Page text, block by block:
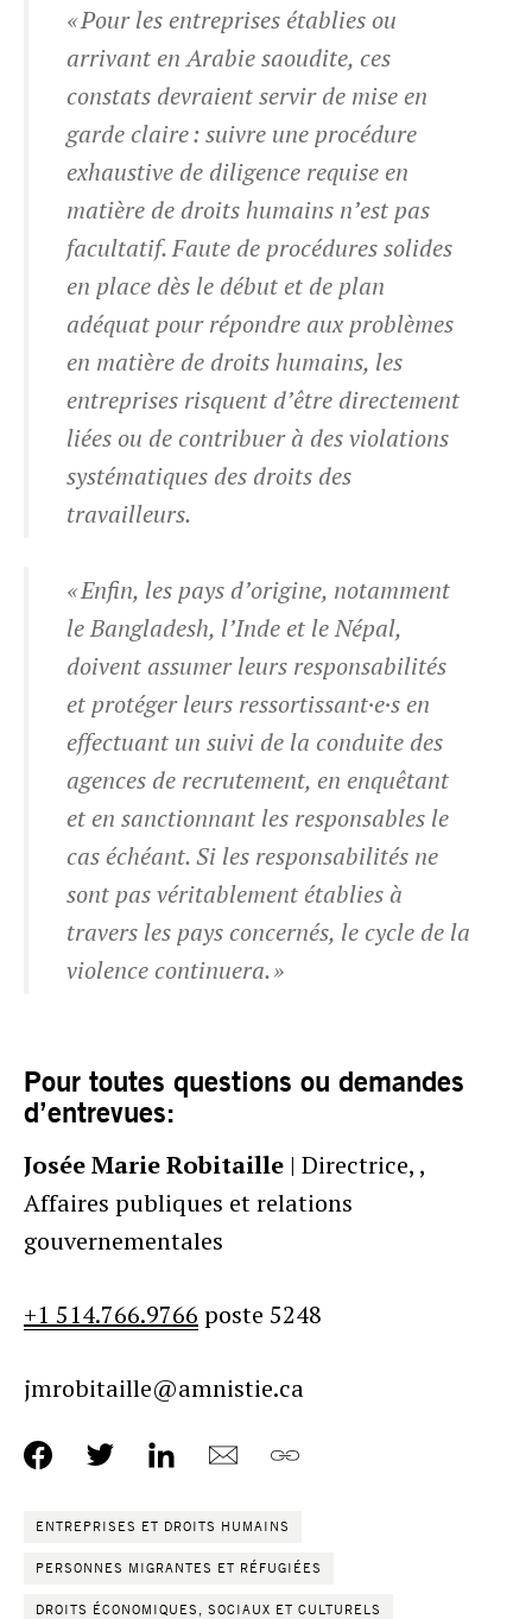
« Pour les entreprises établies ou
arrivant en Arabie saoudite, ces
constats devraient servir de mise en
garde claire : suivre une procédure
exhaustive de diligence requise en
matière de droits humains n’est pas
facultatif. Faute de procédures solides
en place dès le début et de plan
adéquat pour répondre aux problèmes
en matière de droits humains, les
entreprises risquent d’être directement
liées ou de contribuer à des violations
systématiques des droits des
travailleurs.
« Enfin, les pays d’origine, notamment
le Bangladesh, l’Inde et le Népal,
doivent assumer leurs responsabilités
et protéger leurs ressortissant·e·s en
effectuant un suivi de la conduite des
agences de recrutement, en enquêtant
et en sanctionnant les responsables le
cas échéant. Si les responsabilités ne
sont pas véritablement établies à
travers les pays concernés, le cycle de la
violence continuera. »
Pour toutes questions ou demandes
d’entrevues:
Josée Marie Robitaille | Directrice, ,
Affaires publiques et relations
gouvernementales
+1 514.766.9766 poste 5248
jmrobitaille@amnistie.ca
ENTREPRISES ET DROITS HUMAINS
PERSONNES MIGRANTES ET RÉFUGIÉES
DROITS ÉCONOMIQUES, SOCIAUX ET CULTURELS